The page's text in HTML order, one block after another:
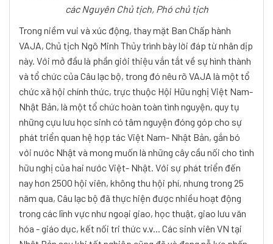
các Nguyên Chủ tịch, Phó chủ tịch
Trong niềm vui và xúc động, thay mặt Ban Chấp hành
VAJA, Chủ tịch Ngô Minh Thủy trình bày lời đáp từ nhân dịp
này. Với mở đầu là phần giới thiệu vắn tắt về sự hình thành
và tổ chức của Câu lạc bộ, trong đó nêu rõ VAJA là một tổ
chức xã hội chính thức, trực thuộc Hội Hữu nghị Việt Nam-
Nhật Bản, là một tổ chức hoàn toàn tình nguyện, quy tụ
những cựu lưu học sinh có tâm nguyện đóng góp cho sự
phát triển quan hệ hợp tác Việt Nam- Nhật Bản, gắn bó
với nước Nhật và mong muốn là những cây cầu nối cho tình
hữu nghị của hai nước Việt- Nhật. Với sự phát triển đến
nay hơn 2500 hội viên, không thu hội phí, nhưng trong 25
năm qua, Câu lạc bộ đã thực hiện được nhiều hoạt động
trong các lĩnh vực như ngoại giao, học thuật, giao lưu văn
hóa - giáo dục, kết nối tri thức v.v... Các sinh viên VN tại